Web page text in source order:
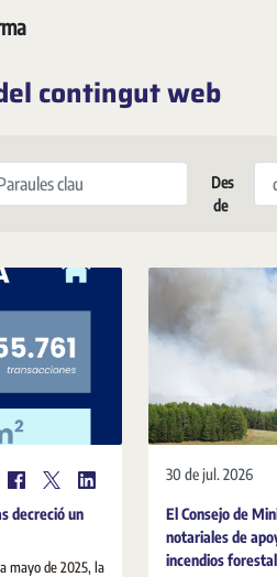
contingut web
clau
Des
de
decreció un
mayo de 2025, la
30 de jul. 2026
El Consejo de
notariales de
incendios